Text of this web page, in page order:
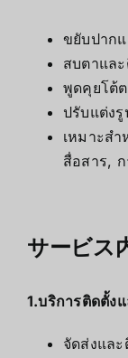
ขยับปาก
สบตาแล
พูดคุยโต้
ปรับแต่ง
เหมาะส
สื่อสาร,
サービス
1.บริการติดตั้ง
จัดส่งแล